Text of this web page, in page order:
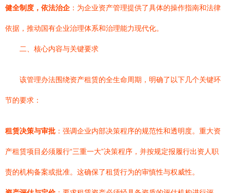
健全制度，依法治企 ：为企业资产管理提供了具体的操作指南和法律
依据，推动国有企业治理体系和治理能力现代化。
二、核心内容与关键要求
该管理办法围绕资产租赁的全生命周期，明确了以下几个关键环
节的要求：
租赁决策与审批 ：强调企业内部决策程序的规范性和透明度。重大资
产租赁项目必须履行“三重一大”决策程序，并按规定报履行出资人职
责的机构备案或批准。这确保了租赁行为的审慎性与权威性。